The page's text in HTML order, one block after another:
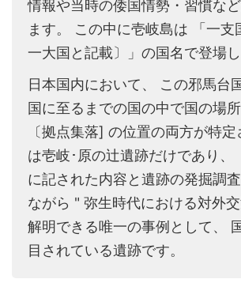
情報や当時の倭国情勢・習慣な
ます。 この中に壱岐島は 「一支
一大国と記載〕」の国名で登場し
日本国内において、 この邪馬台
国に至るまでの国の中で国の場
〔拠点集落] の位置の両方が特
は壱岐･原の辻遺跡だけであり、
に記された内容と遺跡の発掘調
ながら " 弥生時代における対外
解明できる唯一の事例として、
目されている遺跡です。